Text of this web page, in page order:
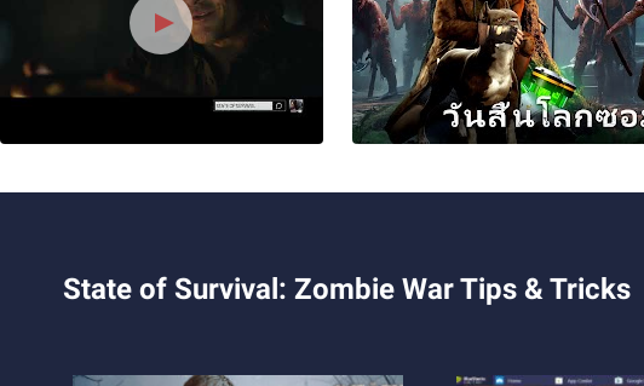
State of Survival: Zombie War Tips & Tricks